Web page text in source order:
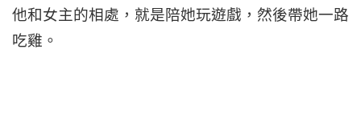
他和女主的相處，就是陪她玩遊戲，然後帶她一路
吃雞。